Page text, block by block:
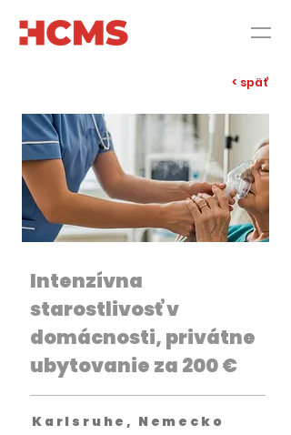
< späť
Intenzívna
starostlivosť v
domácnosti, privátne
ubytovanie za 200 €
Karlsruhe, Nemecko